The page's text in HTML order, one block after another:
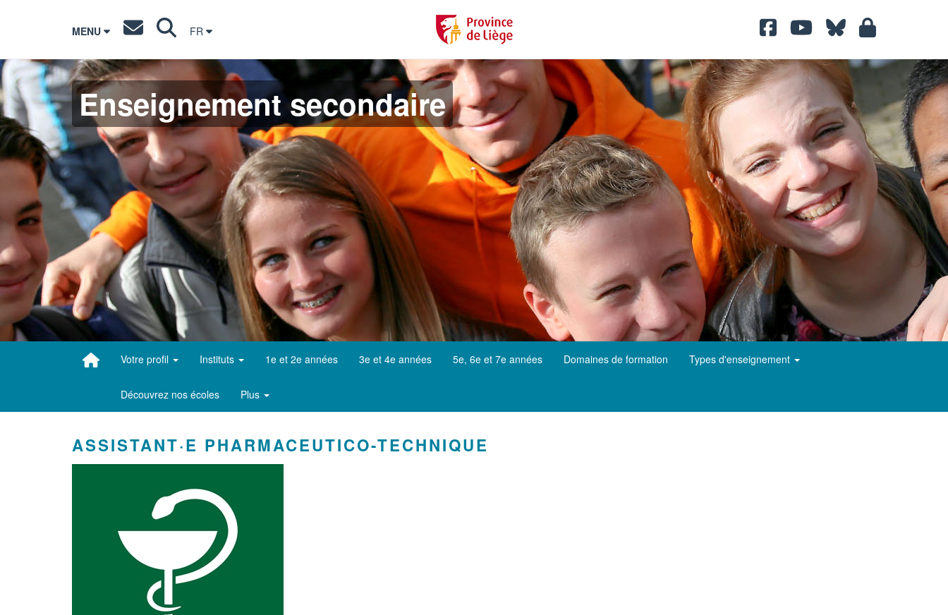
MENU FR
Enseignement secondaire
Votre profil Instituts 1e et 2e années 3e et 4e années 5e, 6e et 7e années Domaines de formation Types d'enseignement
Découvrez nos écoles Plus
ASSISTANT·E PHARMACEUTICO-TECHNIQUE